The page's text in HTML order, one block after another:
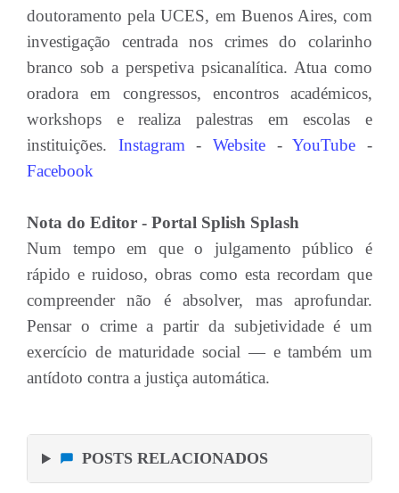
doutoramento pela UCES, em Buenos Aires, com
investigação centrada nos crimes do colarinho
branco sob a perspetiva psicanalítica. Atua como
oradora em congressos, encontros académicos,
workshops e realiza palestras em escolas e
instituições. Instagram - Website -YouTube -
Facebook
Nota do Editor - Portal Splish Splash
Num tempo em que o julgamento público é
rápido e ruidoso, obras como esta recordam que
compreender não é absolver, mas aprofundar.
Pensar o crime a partir da subjetividade é um
exercício de maturidade social — e também um
antídoto contra a justiça automática.
POSTS RELACIONADOS